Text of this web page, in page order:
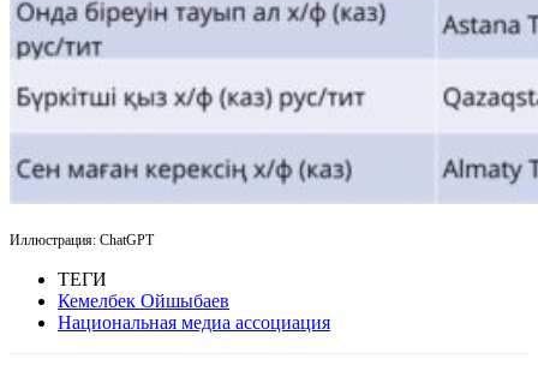
Иллюстрация: ChatGPT
ТЕГИ
Кемелбек Ойшыбаев
Национальная медиа ассоциация